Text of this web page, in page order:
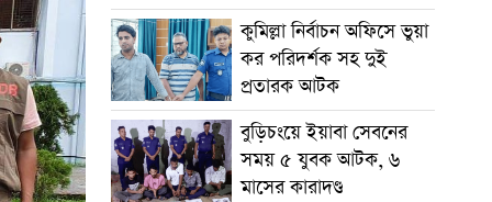
কুমিল্লা নির্বাচন অফিসে ভুয়া
কর পরিদর্শক সহ দুই
প্রতারক আটক
বুড়িচংয়ে ইয়াবা সেবনের
সময় ৫ যুবক আটক, ৬
মাসের কারাদণ্ড